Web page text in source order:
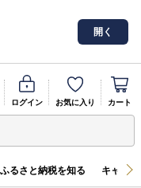
開く
ログイン お気に入り カート
ふるさと納税を知る キャン